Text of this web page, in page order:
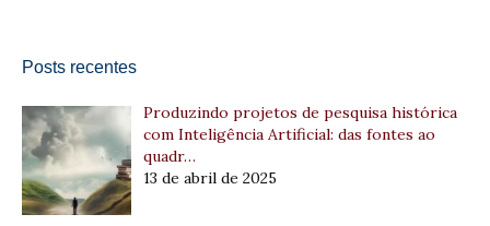
Posts recentes
Produzindo projetos de pesquisa histórica
com Inteligência Artificial: das fontes ao
quadr…
13 de abril de 2025